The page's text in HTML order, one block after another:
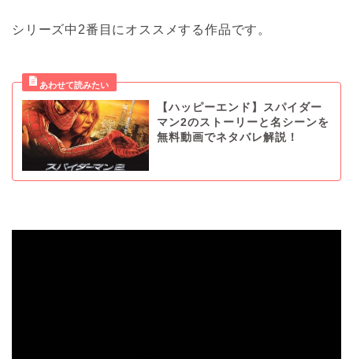
シリーズ中2番目にオススメする作品です。
【ハッピーエンド】スパイダー
マン2のストーリーと名シーンを
無料動画でネタバレ解説！